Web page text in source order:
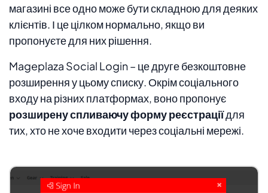
магазині все одно може бути складною для деяких
клієнтів. І це цілком нормально, якщо ви
пропонуєте для них рішення.
Mageplaza Social Login – це друге безкоштовне
розширення у цьому списку. Окрім соціального
входу на різних платформах, воно пропонує
розширену спливаючу форму реєстраціїдля
тих, хто не хоче входити через соціальні мережі.